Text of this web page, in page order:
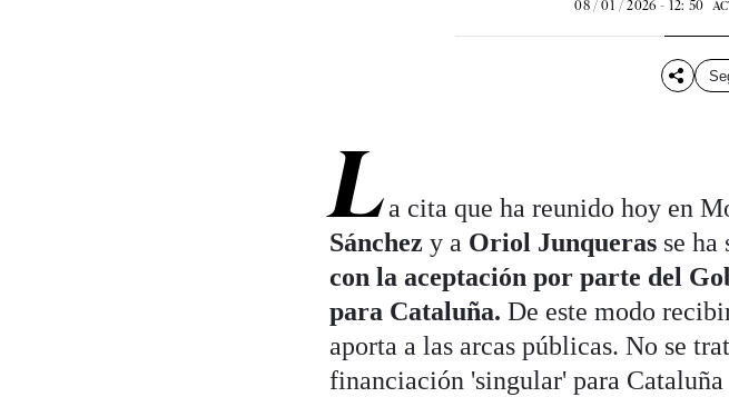
08 / 01 / 2026 - 12: 50
La cita que ha reunido hoy en
Sánchez y a Oriol Junquerasse ha
con la aceptación por parte del
para Cataluña. De este modo
aporta a las arcas públicas. No se
financiación 'singular' para